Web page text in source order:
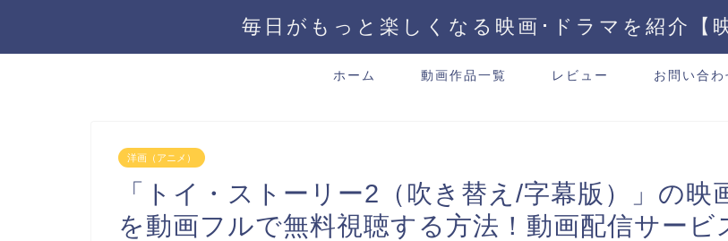
毎日がもっと楽しくなる映画･ドラマを紹介【
ホーム 動画作品一覧 レビュー お問い合わ
洋画（アニメ）
「トイ・ストーリー2（吹き替え/字幕版）」の映
を動画フルで無料視聴する方法！動画配信サービ